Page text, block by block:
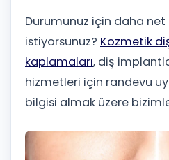
Durumunuz için daha
istiyorsunuz? Kozmetik
kaplamaları, diş
hizmetleri için randevu
bilgisi almak üzere